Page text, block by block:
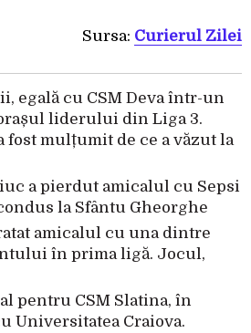
Sursa: Curierul Zilei
egală cu CSM Deva într-un
liderului din Liga 3.
fost mulțumit de ce a văzut la
a pierdut amicalul cu Sepsi
la Sfântu Gheorghe
amicalul cu una dintre
în prima ligă. Jocul,
pentru CSM Slatina, în
Universitatea Craiova.